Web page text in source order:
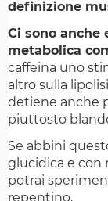
definizione
Ci sono
metabolica
caffeina uno
altro sulla
detiene anche
piuttosto
Se abbini
glucidica e con
potrai
repentino.